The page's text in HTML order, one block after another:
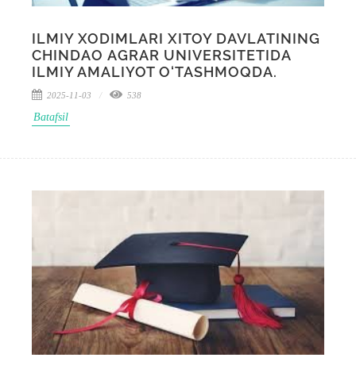
ILMIY XODIMLARI XITOY DAVLATINING
CHINDAO АGRAR UNIVERSITETIDA
ILMIY AMALIYOT O‘TASHMOQDA.
2025-11-03 538
Batafsil